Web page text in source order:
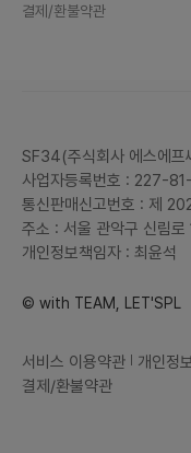
결제/환불약관
SF34(주식회사 에스에프
사업자등록번호 : 227-
통신판매신고번호 : 제
주소 : 서울 관악구 신림
개인정보책임자 : 최윤석
© with TEAM, LET'SPL
서비스 이용약관 개인정
결제/환불약관